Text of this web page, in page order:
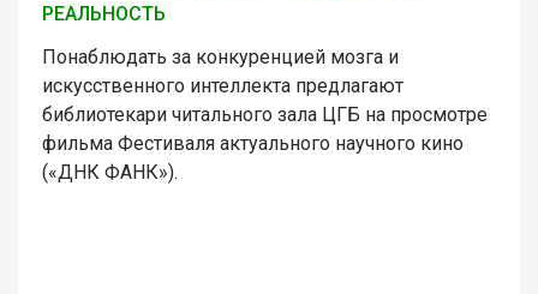
РЕАЛЬНОСТЬ
Понаблюдать за конкуренцией мозга и
искусственного интеллекта предлагают
библиотекари читального зала ЦГБ на просмотре
фильма Фестиваля актуального научного кино
(«ДНК ФАНК»).